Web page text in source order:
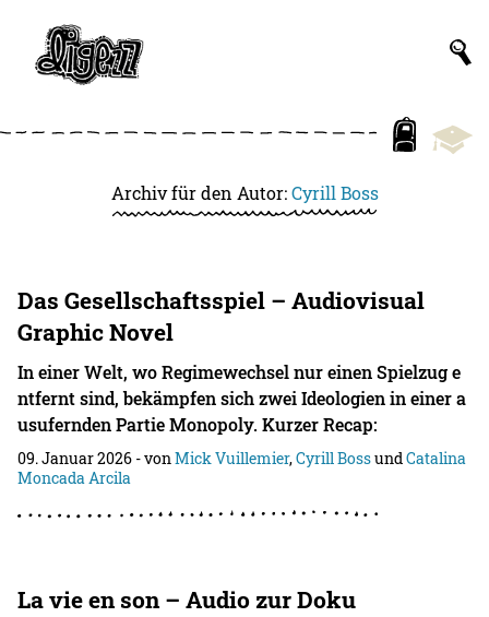
Archiv für den Autor:Cyrill Boss
Das Gesellschaftsspiel – Audiovisual
Graphic Novel
In einer Welt, wo Regimewechsel nur einen Spielzug e
ntfernt sind, bekämpfen sich zwei Ideologien in einer a
usufernden Partie Monopoly. Kurzer Recap:
09. Januar 2026 - vonMick Vuillemier,Cyrill BossundCatalina
Moncada Arcila
La vie en son – Audio zur Doku